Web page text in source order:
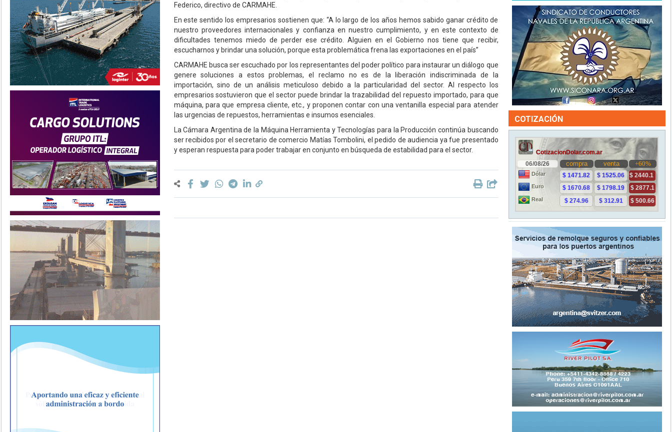
Federico, directivo de CARMAHE.
En este sentido los empresarios sostienen que: “A lo largo de los años hemos sabido ganar crédito de
nuestro proveedores internacionales y confianza en nuestro cumplimiento, y en este contexto de
dificultades tenemos miedo de perder ese crédito. Alguien en el Gobierno nos tiene que recibir,
escucharnos y brindar una solución, porque esta problemática frena las exportaciones en el país”
CARMAHE busca ser escuchado por los representantes del poder político para instaurar un diálogo que
genere soluciones a estos problemas, el reclamo no es de la liberación indiscriminada de la
importación, sino de un análisis meticuloso debido a la particularidad del sector. Al respecto los
empresarios sostuvieron que el sector puede brindar la trazabilidad del repuesto importado, para que
máquina, para que empresa cliente, etc., y proponen contar con una ventanilla especial para atender
las urgencias de repuestos, herramientas e insumos esenciales.
La Cámara Argentina de la Máquina Herramienta y Tecnologías para la Producción continúa buscando
ser recibidos por el secretario de comercio Matías Tombolini, el pedido de audiencia ya fue presentado
y esperan respuesta para poder trabajar en conjunto en búsqueda de estabilidad para el sector.
COTIZACIÓN